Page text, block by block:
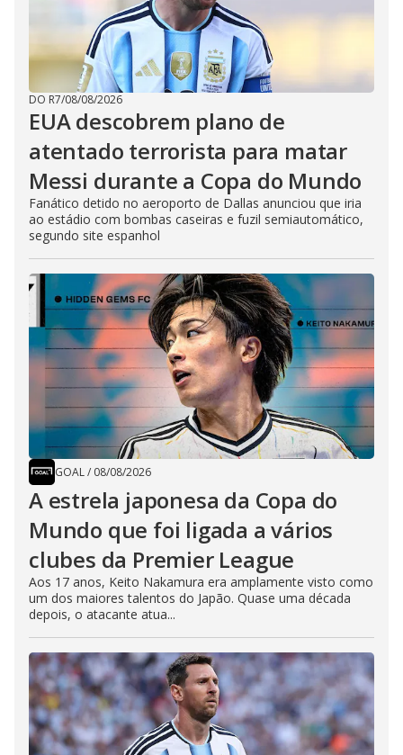
DO R7/08/08/2026
EUA descobrem plano de
atentado terrorista para matar
Messi durante a Copa do Mundo
Fanático detido no aeroporto de Dallas anunciou que iria
ao estádio com bombas caseiras e fuzil semiautomático,
segundo site espanhol
GOAL/ 08/08/2026
A estrela japonesa da Copa do
Mundo que foi ligada a vários
clubes da Premier League
Aos 17 anos, Keito Nakamura era amplamente visto como
um dos maiores talentos do Japão. Quase uma década
depois, o atacante atua...